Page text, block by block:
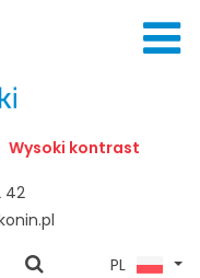
Wysoki kontrast
42
pokaż
PL